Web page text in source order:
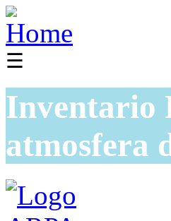
☰
Inventario
atmosfera